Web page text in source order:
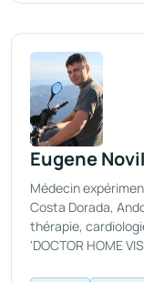
Eugene
Médecin
Costa Dorada,
thérapie,
'DOCTOR HOME